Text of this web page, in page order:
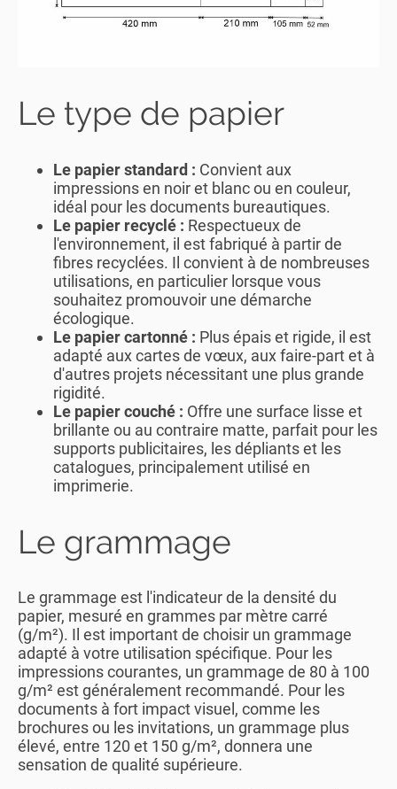
Le type de papier
Le papier standard : Convient aux
impressions en noir et blanc ou en couleur,
idéal pour les documents bureautiques.
Le papier recyclé : Respectueux de
l'environnement, il est fabriqué à partir de
fibres recyclées. Il convient à de nombreuses
utilisations, en particulier lorsque vous
souhaitez promouvoir une démarche
écologique.
Le papier cartonné : Plus épais et rigide, il est
adapté aux cartes de vœux, aux faire-part et à
d'autres projets nécessitant une plus grande
rigidité.
Le papier couché : Offre une surface lisse et
brillante ou au contraire matte, parfait pour les
supports publicitaires, les dépliants et les
catalogues, principalement utilisé en
imprimerie.
Le grammage
Le grammage est l'indicateur de la densité du
papier, mesuré en grammes par mètre carré
(g/m²). Il est important de choisir un grammage
adapté à votre utilisation spécifique. Pour les
impressions courantes, un grammage de 80 à 100
g/m² est généralement recommandé. Pour les
documents à fort impact visuel, comme les
brochures ou les invitations, un grammage plus
élevé, entre 120 et 150 g/m², donnera une
sensation de qualité supérieure.